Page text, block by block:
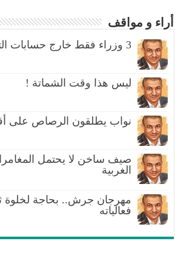
أراء و مواقف
3 وزراء فقط خارج حسابات التعديل
ليس هذا وقت الشماتة !
نواب يطلقون الرصاص على
صيف ساخن لا يحتمل
الغربية
مهرجان جرش.. بحاجة لخلوة
فعالياته